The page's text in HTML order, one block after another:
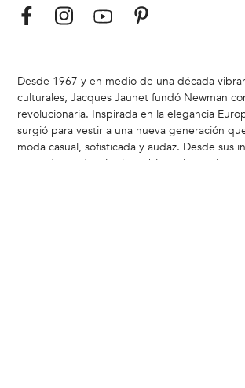
Desde 1967 y en medio de una década
culturales, Jacques Jaunet fundó Newman
revolucionaria. Inspirada en la elegancia
surgió para vestir a una nueva generación
moda casual, sofisticada y audaz. Desde sus
marcado tendencia al combinar elegancia y